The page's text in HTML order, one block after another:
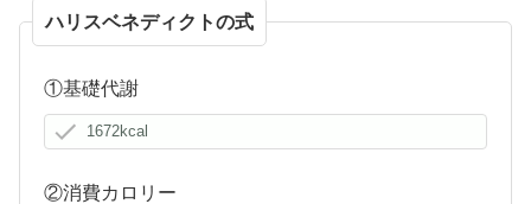
ハリスベネディクトの式
①基礎代謝
②消費カロリー